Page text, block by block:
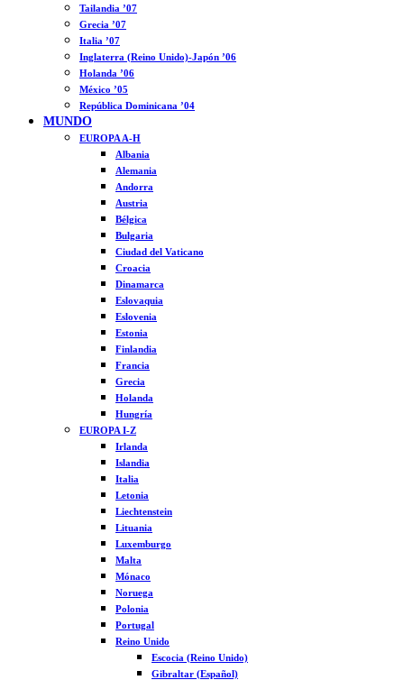
Tailandia ’07
Grecia ’07
Italia ’07
Inglaterra (Reino Unido)-Japón ’06
Holanda ’06
México ’05
República Dominicana ’04
MUNDO
EUROPA A-H
Albania
Alemania
Andorra
Austria
Bélgica
Bulgaria
Ciudad del Vaticano
Croacia
Dinamarca
Eslovaquia
Eslovenia
Estonia
Finlandia
Francia
Grecia
Holanda
Hungría
EUROPA I-Z
Irlanda
Islandia
Italia
Letonia
Liechtenstein
Lituania
Luxemburgo
Malta
Mónaco
Noruega
Polonia
Portugal
Reino Unido
Escocia (Reino Unido)
Gibraltar (Español)